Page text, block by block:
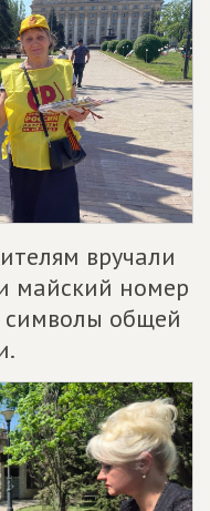
вручали
майский номер
символы общей